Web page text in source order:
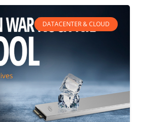
DATACENTER & CLOUD